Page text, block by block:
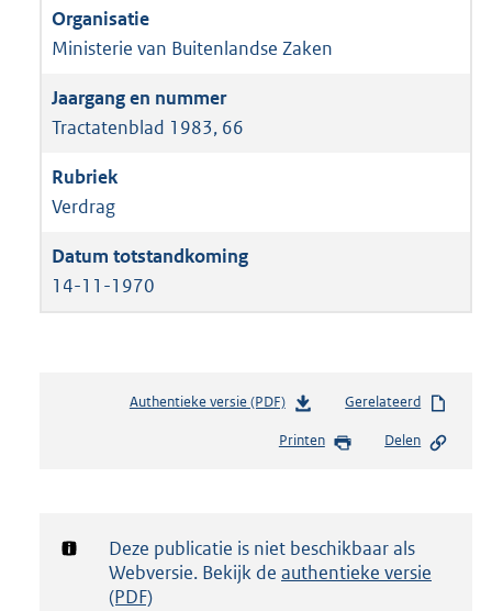
Ministerie van Buitenlandse Zaken
Tractatenblad 1983, 66
Verdrag
14-11-1970
Authentieke versie (PDF)b
s
d
g
Gerelateerd
Printen Delen
Notificatie:
Deze publicatie is niet beschikbaar als
Webversie. Bekijk de authentieke versie
(PDF)